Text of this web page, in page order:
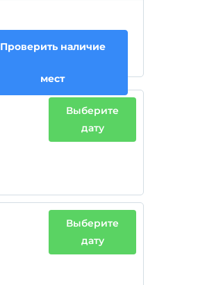
Проверить наличие
мест
Выберите
дату
Выберите
дату